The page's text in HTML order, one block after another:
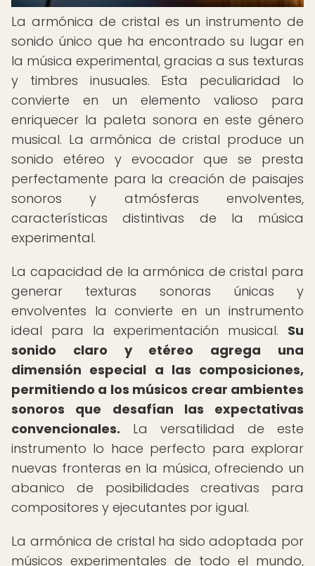
La armónica de cristal es un instrumento de
sonido único que ha encontrado su lugar en
la música experimental, gracias a sus texturas
y timbres inusuales. Esta peculiaridad lo
convierte en un elemento valioso para
enriquecer la paleta sonora en este género
musical. La armónica de cristal produce un
sonido etéreo y evocador que se presta
perfectamente para la creación de paisajes
sonoros y atmósferas envolventes,
características distintivas de la música
experimental.
La capacidad de la armónica de cristal para
generar texturas sonoras únicas y
envolventes la convierte en un instrumento
ideal para la experimentación musical. Su
sonido claro y etéreo agrega una
dimensión especial a las composiciones,
permitiendo a los músicos crear ambientes
sonoros que desafían las expectativas
convencionales. La versatilidad de este
instrumento lo hace perfecto para explorar
nuevas fronteras en la música, ofreciendo un
abanico de posibilidades creativas para
compositores y ejecutantes por igual.
La armónica de cristal ha sido adoptada por
músicos experimentales de todo el mundo,